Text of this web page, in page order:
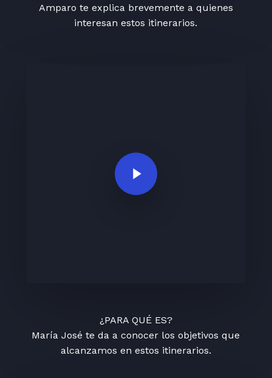
Amparo te explica brevemente a quienes
interesan estos itinerarios.
Play Video
¿PARA QUÉ ES?
María José te da a conocer los objetivos que
alcanzamos en estos itinerarios.